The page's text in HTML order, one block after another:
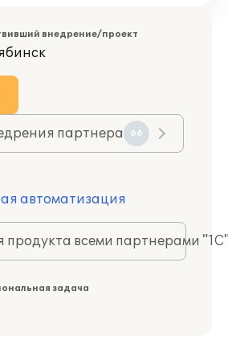
внедрение/проект
партнера 66
автоматизация
продукта всеми партнерами
задача